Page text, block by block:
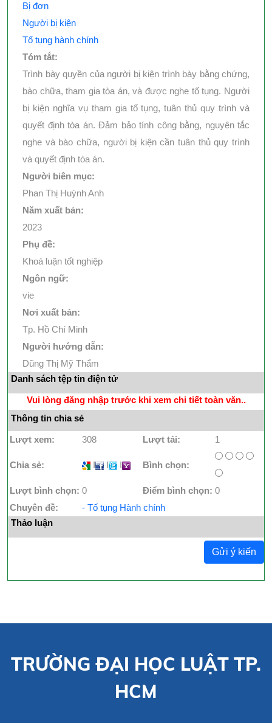
Bị đơn
Người bị kiện
Tố tụng hành chính
Tóm tắt:
Trình bày quyền của người bị kiện trình bày bằng chứng,
bào chữa, tham gia tòa án, và được nghe tố tụng. Người
bị kiện nghĩa vụ tham gia tố tụng, tuân thủ quy trình và
quyết định tòa án. Đảm bảo tính công bằng, nguyên tắc
nghe và bào chữa, người bị kiện cần tuân thủ quy trình
và quyết định tòa án.
Người biên mục:
Phan Thị Huỳnh Anh
Năm xuất bản:
2023
Phụ đề:
Khoá luận tốt nghiệp
Ngôn ngữ:
vie
Nơi xuất bản:
Tp. Hồ Chí Minh
Người hướng dẫn:
Dũng Thị Mỹ Thẩm
Danh sách tệp tin điện tử
Vui lòng đăng nhập trước khi xem chi tiết toàn văn..
Thông tin chia sẻ
Lượt xem: 308 Lượt tải: 1
Chia sẻ: I I I Bình chọn:
Lượt bình chọn: 0 Điểm bình chọn: 0
Chuyên đề:
- Tố tụng Hành chính
Thảo luận
Gửi ý kiến
TRƯỜNG ĐẠI HỌC LUẬT TP.
HCM